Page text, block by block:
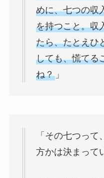
めに、七つの収
を持つこと。収
たら、たとえひ
しても、慌てる
ね？」
「その七つっ
方かは決まって